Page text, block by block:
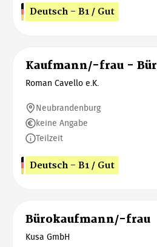
Deutsch - B1 / Gut
Kaufmann/-frau -
Roman Cavello e.K.
Neubrandenburg
keine Angabe
Teilzeit
Deutsch - B1 / Gut
Bürokaufmann/-frau
Kusa GmbH